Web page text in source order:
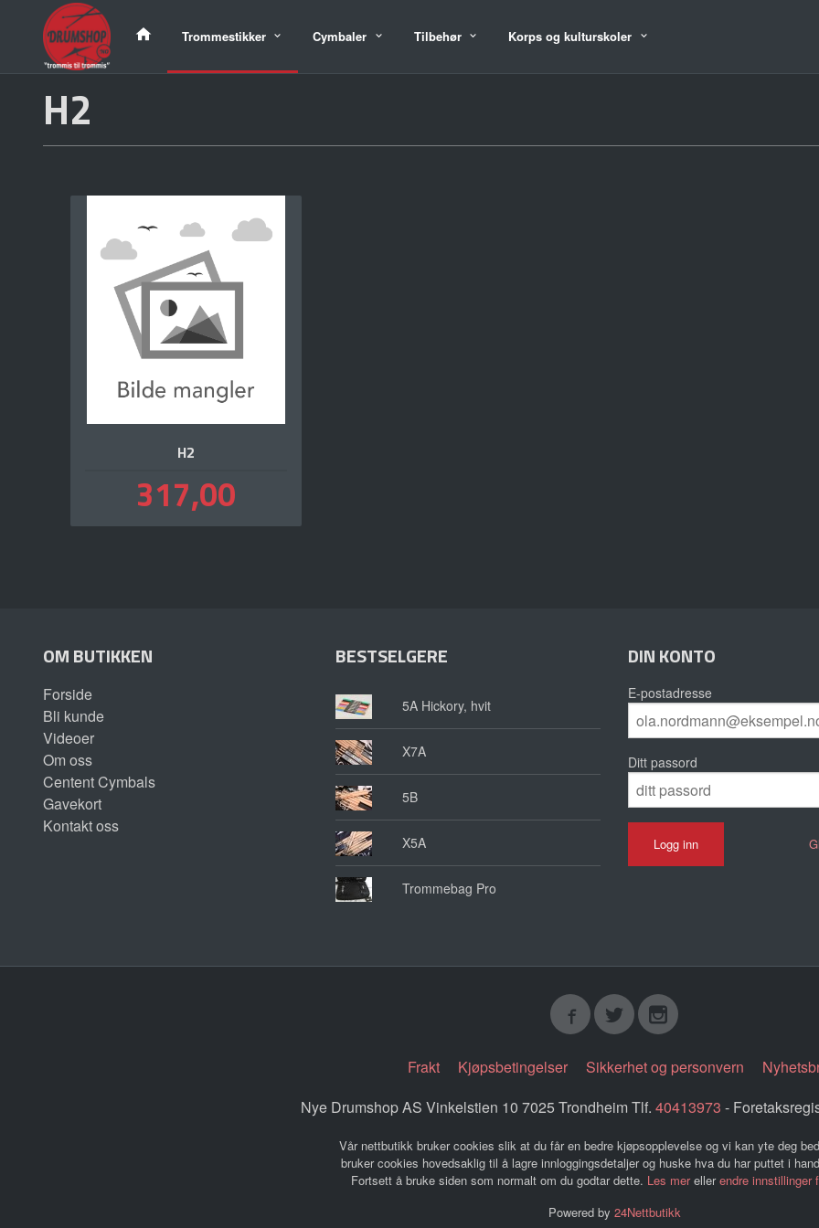
innholdet
Trommestikker Cymbaler Tilbehør Korps og kulturskoler
H2
H2
Pris
317,00mva.
OM BUTIKKEN
Forside
Bli kunde
Videoer
Om oss
Centent Cymbals
Gavekort
Kontakt oss
BESTSELGERE
5A Hickory, hvit
X7A
5B
X5A
Trommebag Pro
DIN KONTO
E-postadresse
Ditt passord
Frakt Kjøpsbetingelser Sikkerhet og personvern
Nye Drumshop AS Vinkelstien 10 7025 Trondheim Tlf. 40413973 -
Vår nettbutikk bruker cookies slik at du får en bedre kjøpsopplevelse og vi kan yte deg
bruker cookies hovedsaklig til å lagre innloggingsdetaljer og huske hva du har puttet i
Fortsett å bruke siden som normalt om du godtar dette. Les merellerendre innstillinger
Powered by 24Nettbutikk